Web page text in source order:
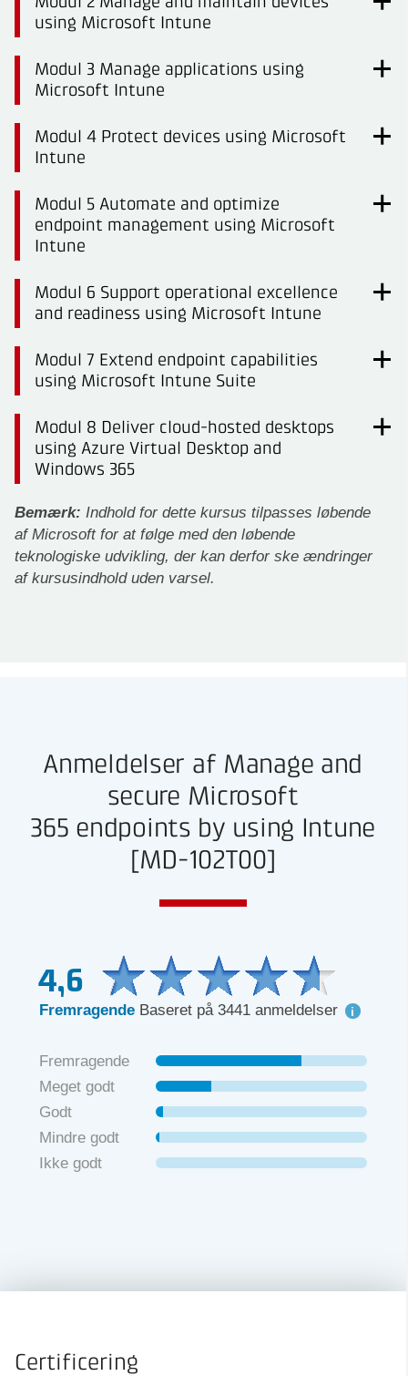
using Microsoft Intune
Modul 3 Manage applications using
Microsoft Intune
Modul 4 Protect devices using Microsoft
Intune
Modul 5 Automate and optimize
endpoint management using Microsoft
Intune
Modul 6 Support operational excellence
and readiness using Microsoft Intune
Modul 7 Extend endpoint capabilities
using Microsoft Intune Suite
Modul 8 Deliver cloud-hosted desktops
using Azure Virtual Desktop and
Windows 365
Bemærk: Indhold for dette kursus tilpasses løbende
af Microsoft for at følge med den løbende
teknologiske udvikling, der kan derfor ske ændringer
af kursusindhold uden varsel.
Anmeldelser af Manage and
secure Microsoft
365 endpoints by using Intune
[MD-102T00]
4,6
Fremragende Baseret på 3441 anmeldelser
Fremragende
Meget godt
Godt
Mindre godt
Ikke godt
Certificering